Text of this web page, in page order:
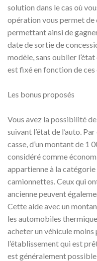
solution dans le cas où
opération vous permet de
permettant ainsi de
date de sortie de
modèle, sans oublier
est fixé en fonction de ces
Les bonus proposés
Vous avez la possibilité
suivant l’état de l’auto.
casse, d’un montant de 1
considéré comme
appartienne à la
camionnettes. Ceux qui
ancienne peuvent
Cette aide avec un
les automobiles
acheter un véhicule
l’établissement qui est
est généralement